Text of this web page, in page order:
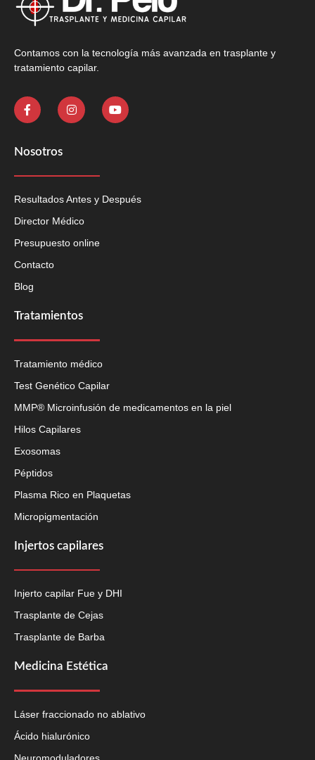
Contamos con la tecnología más avanzada en trasplante y
tratamiento capilar.
Nosotros
Resultados Antes y Después
Director Médico
Presupuesto online
Contacto
Blog
Tratamientos
Tratamiento médico
Test Genético Capilar
MMP® Microinfusión de medicamentos en la piel
Hilos Capilares
Exosomas
Péptidos
Plasma Rico en Plaquetas
Micropigmentación
Injertos capilares
Injerto capilar Fue y DHI
Trasplante de Cejas
Trasplante de Barba
Medicina Estética
Láser fraccionado no ablativo
Ácido hialurónico